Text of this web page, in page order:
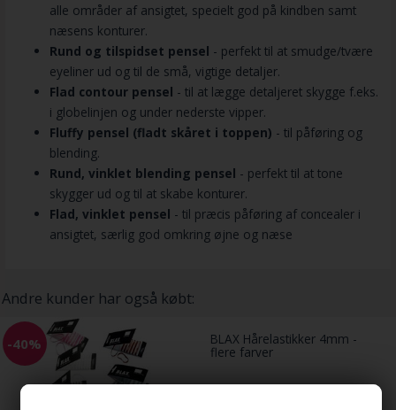
alle områder af ansigtet, specielt god på kindben samt
næsens konturer.
Rund og tilspidset pensel - perfekt til at smudge/tvære
eyeliner ud og til de små, vigtige detaljer.
Flad contour pensel - til at lægge detaljeret skygge f.eks.
i globelinjen og under nederste vipper.
Fluffy pensel (fladt skåret i toppen) - til påføring og
blending.
Rund, vinklet blending pensel - perfekt til at tone
skygger ud og til at skabe konturer.
Flad, vinklet pensel - til præcis påføring af concealer i
ansigtet, særlig god omkring øjne og næse
Andre kunder har også købt:
-40% BLAX Hårelastikker 4mm -
flere farver